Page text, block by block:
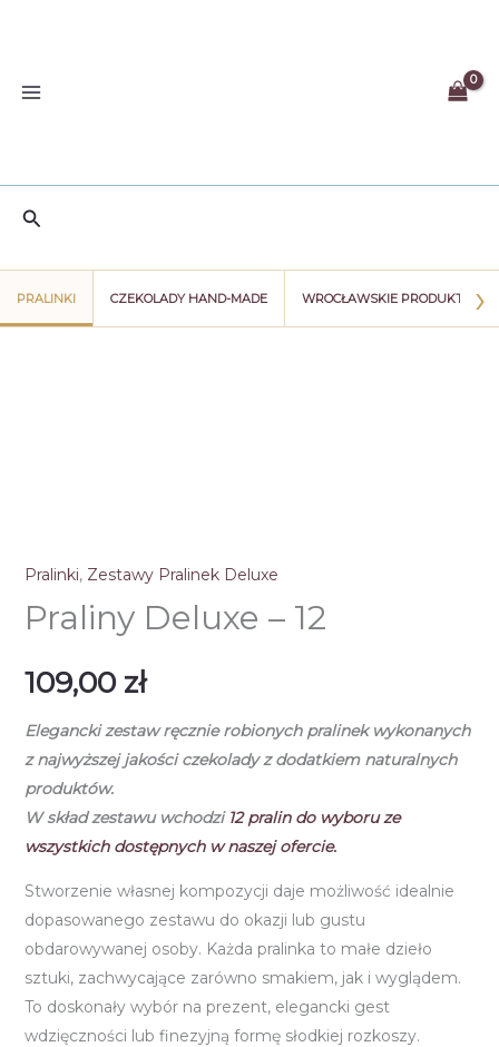
Szukaj
PRALINKI CZEKOLADY HAND-MADE WROCŁAWSKIE PRODUKTY ›
Pralinki, Zestawy Pralinek Deluxe
Praliny Deluxe – 12
109,00 zł
Elegancki zestaw ręcznie robionych pralinek wykonanych
z najwyższej jakości czekolady z dodatkiem naturalnych
produktów.
W skład zestawu wchodzi12pralin do wyboru ze
wszystkich dostępnych w naszej ofercie.
Stworzenie własnej kompozycji daje możliwość idealnie
dopasowanego zestawu do okazji lub gustu
obdarowywanej osoby. Każda pralinka to małe dzieło
sztuki, zachwycające zarówno smakiem, jak i wyglądem.
To doskonały wybór na prezent, elegancki gest
wdzięczności lub finezyjną formę słodkiej rozkoszy.